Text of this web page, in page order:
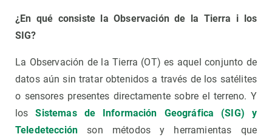
¿En qué consiste la Observación de la Tierra i los
SIG?
La Observación de la Tierra (OT) es aquel conjunto de
datos aún sin tratar obtenidos a través de los satélites
o sensores presentes directamente sobre el terreno. Y
losSistemas de Información Geográfica (SIG) y
Teledetección son métodos y herramientas que